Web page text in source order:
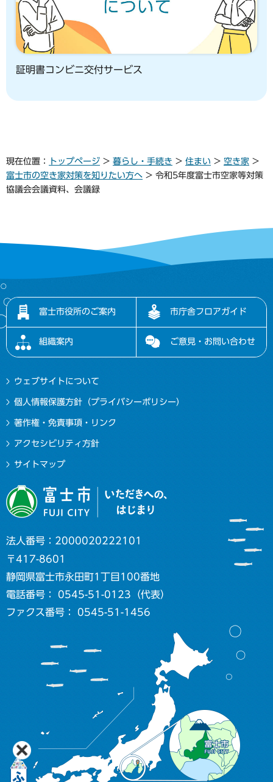
証明書コンビニ交付サービス
現在位置： トップページ > 暮らし・手続き > 住まい > 空き家 >
富士市の空き家対策を知りたい方へ > 令和5年度富士市空家等対策
協議会会議資料、会議録
富士市役所のご案内 市庁舎フロアガイド
組織案内 ご意見・お問い合わせ
ウェブサイトについて
個人情報保護方針（プライバシーポリシー）
著作権・免責事項・リンク
アクセシビリティ方針
サイトマップ
法人番号：2000020222101
〒417-8601
静岡県富士市永田町1丁目100番地
電話番号： 0545-51-0123（代表）
ファクス番号： 0545-51-1456